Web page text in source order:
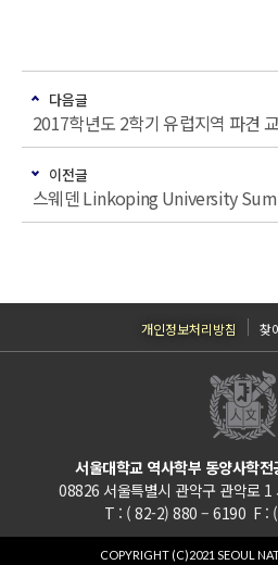
다음글
이전글
개인정보처리방침 찾
서울대학교 역사학부 동양사학
08826 서울특별시 관악구 관악로
T : ( 82-2) 880 – 6190 F :
COPYRIGHT (C)2021 SEOUL